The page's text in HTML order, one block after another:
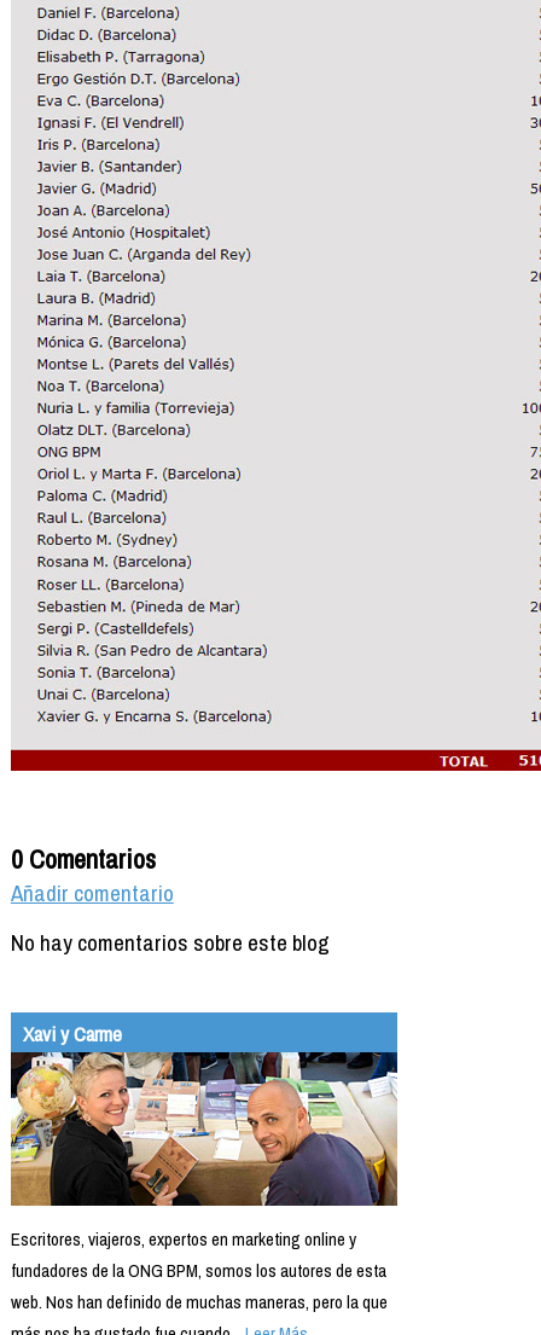
0 Comentarios
Añadir comentario
No hay comentarios sobre este blog
Xavi y Carme
Escritores, viajeros, expertos en marketing online y
fundadores de la ONG BPM, somos los autores de esta
web. Nos han definido de muchas maneras, pero la que